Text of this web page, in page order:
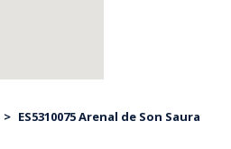
> ES5310075 Arenal de Son Saura